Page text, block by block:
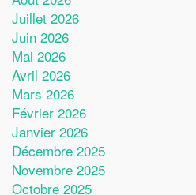
Juillet 2026
Juin 2026
Mai 2026
Avril 2026
Mars 2026
Février 2026
Janvier 2026
Décembre 2025
Novembre 2025
Octobre 2025